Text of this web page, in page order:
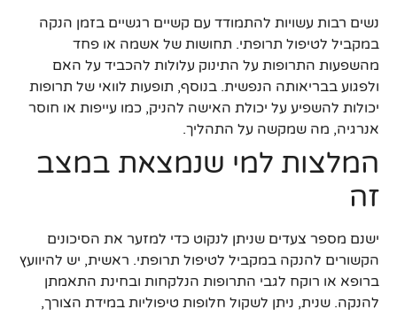
נשים רבות עשויות להתמודד עם קשיים רגשיים בזמן הנקה
במקביל לטיפול תרופתי. תחושות של אשמה או פחד
מהשפעות התרופות על התינוק עלולות להכביד על האם
ולפגוע בבריאותה הנפשית. בנוסף, תופעות לוואי של תרופות
יכולות להשפיע על יכולת האישה להניק, כמו עייפות או חוסר
אנרגיה, מה שמקשה על התהליך.
המלצות למי שנמצאת במצב
זה
ישנם מספר צעדים שניתן לנקוט כדי למזער את הסיכונים
הקשורים להנקה במקביל לטיפול תרופתי. ראשית, יש להיוועץ
ברופא או רוקח לגבי התרופות הנלקחות ובחינת התאמתן
להנקה. שנית, ניתן לשקול חלופות טיפוליות במידת הצורך,